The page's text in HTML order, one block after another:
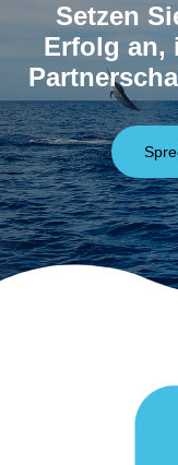
Setzen
Erfolg an,